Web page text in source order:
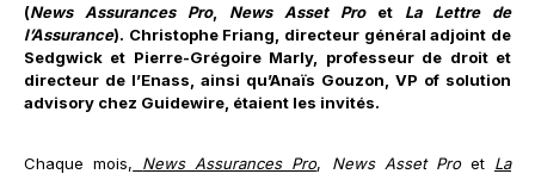
(News Assurances Pro, News Asset Proet La Lettre de
l’Assurance). Christophe Friang, directeur général adjoint de
Sedgwick et Pierre-Grégoire Marly, professeur de droit et
directeur de l’Enass, ainsi qu’Anaïs Gouzon, VP of solution
advisory chez Guidewire, étaient les invités.
Chaque mois, News Assurances Pro, News Asset Proet La